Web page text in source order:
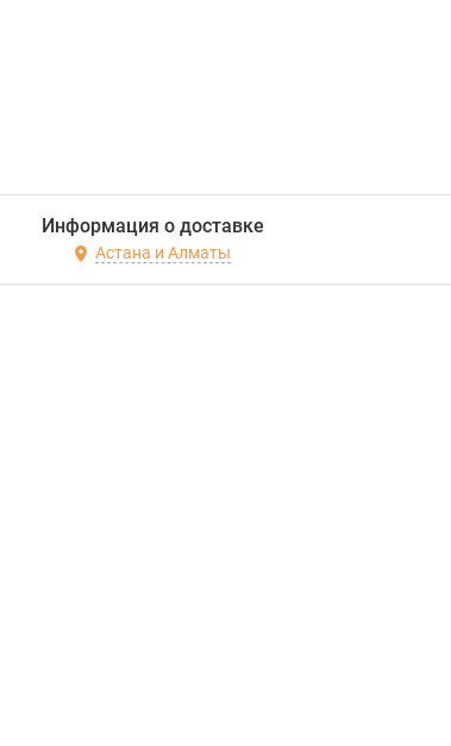
Информация о доставке
Астана и Алматы